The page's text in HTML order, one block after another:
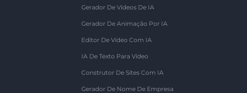
Gerador De Vídeos De IA
Gerador De Animação Por IA
Editor De Vídeo Com IA
IA De Texto Para Vídeo
Construtor De Sites Com IA
Gerador De Nome De Empresa